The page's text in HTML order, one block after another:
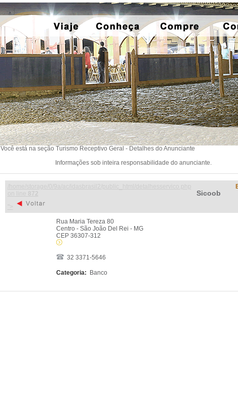
Você está na seção Turismo Receptivo Geral - Detalhes do Anunciante
Informações sob inteira responsabilidade do anunciante.
Sicoob
Rua Maria Tereza 80
Centro - São João Del Rei - MG
CEP 36307-312
32 3371-5646
Categoria: Banco